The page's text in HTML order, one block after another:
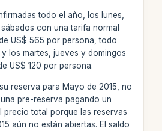
todo el año, los lunes,
con una tarifa normal
US$ 565 por persona, todo
los martes, jueves y domingos
US$ 120 por persona.
reserva para Mayo de 2015, no
pre-reserva pagando un
precio total porque las reservas
aún no están abiertas. El saldo